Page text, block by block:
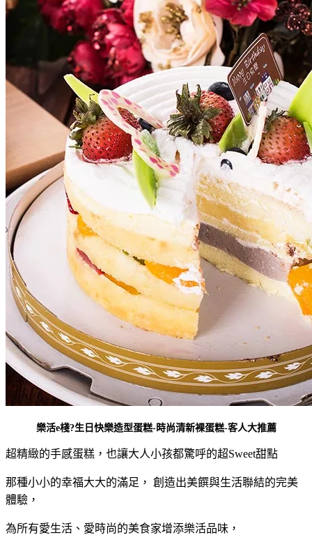
樂活e棧?生日快樂造型蛋糕-時尚清新裸蛋糕-客人大推薦
超精緻的手感蛋糕，也讓大人小孩都驚呼的超Sweet甜點
那種小小的幸福大大的滿足， 創造出美饌與生活聯結的完美
體驗，
為所有愛生活、愛時尚的美食家增添樂活品味，